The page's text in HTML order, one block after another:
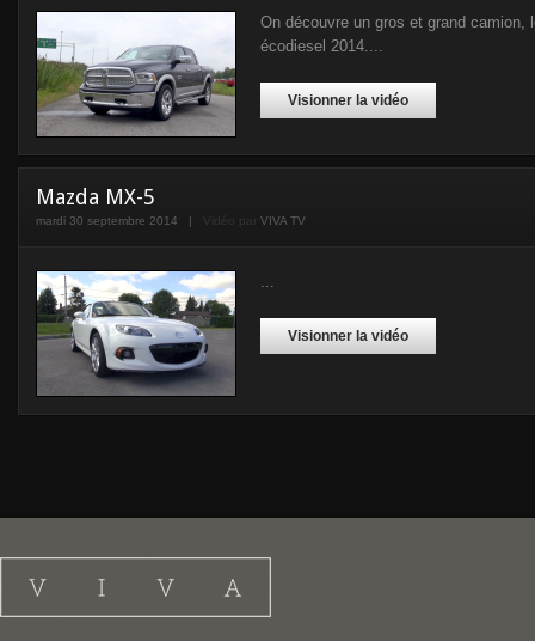
On découvre un gros et grand camion,
écodiesel 2014....
Visionner la vidéo
Mazda MX-5
mardi 30 septembre 2014 | Vidéo par VIVA TV
...
Visionner la vidéo